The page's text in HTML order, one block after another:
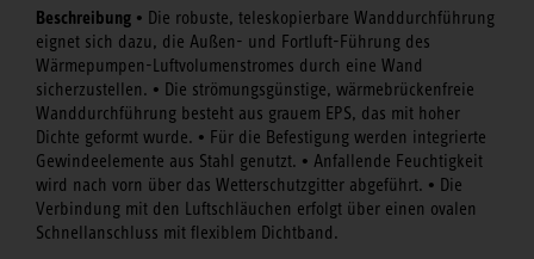
Beschreibung • Die robuste, teleskopierbare Wanddurchführung
eignet sich dazu, die Außen- und Fortluft-Führung des
Wärmepumpen-Luftvolumenstromes durch eine Wand
sicherzustellen. • Die strömungsgünstige, wärmebrückenfreie
Wanddurchführung besteht aus grauem EPS, das mit hoher
Dichte geformt wurde. • Für die Befestigung werden integrierte
Gewindeelemente aus Stahl genutzt. • Anfallende Feuchtigkeit
wird nach vorn über das Wetterschutzgitter abgeführt. • Die
Verbindung mit den Luftschläuchen erfolgt über einen ovalen
Schnellanschluss mit flexiblem Dichtband.